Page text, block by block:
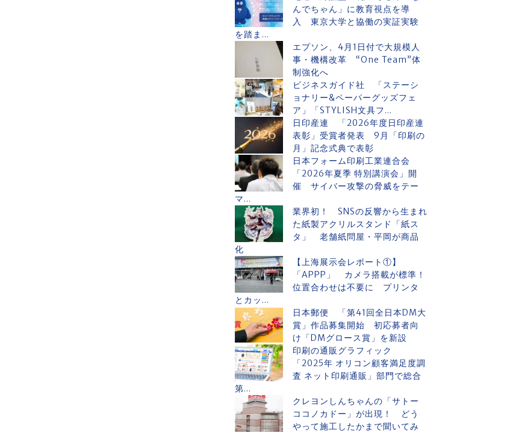
んでちゃん」に教育視点を導
入 東京大学と協働の実証実験
を踏ま...
エプソン、4月1日付で大規模人
事・機構改革 “One Team”体
制強化へ
ビジネスガイド社 「ステーシ
ョナリー&ペーパーグッズフェ
ア」「STYLISH文具フ...
日印産連 「2026年度日印産連
表彰」受賞者発表 9月「印刷の
月」記念式典で表彰
日本フォーム印刷工業連合会
「2026年夏季 特別講演会」開
催 サイバー攻撃の脅威をテー
マ...
業界初！ SNSの反響から生まれ
た紙製アクリルスタンド「紙ス
タ」 老舗紙問屋・平岡が商品
化
【上海展示会レポート①】
「APPP」 カメラ搭載が標準！
位置合わせは不要に プリンタ
とカッ...
日本郵便 「第41回全日本DM大
賞」作品募集開始 初応募者向
け「DMグロース賞」を新設
印刷の通販グラフィック
「2025年 オリコン顧客満足度調
査 ネット印刷通販」部門で総合
第...
クレヨンしんちゃんの「サトー
ココノカドー」が出現！ どう
やって施工したかまで聞いてみ